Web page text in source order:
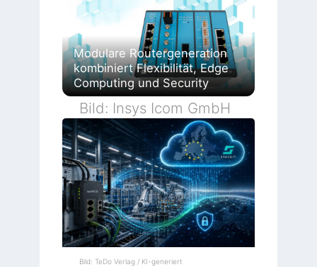
Modulare Routergeneration
kombiniert Flexibilität, Edge
Computing und Security
Bild: Insys Icom GmbH
Bild: TeDo Verlag / KI-generiert